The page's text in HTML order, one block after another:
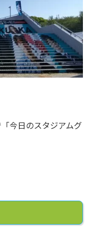
今日のスタジアムグ